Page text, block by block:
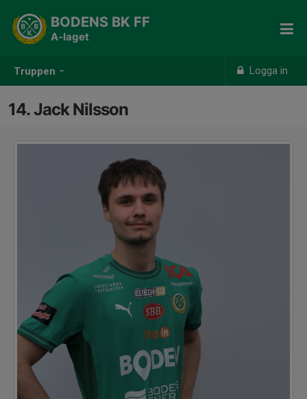
Truppen Logga in
BODENS BK FF
A-laget
14. Jack Nilsson